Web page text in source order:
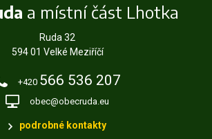
a místní část Lhotka
Ruda 32
594 01 Velké Meziříčí
+420 566 536 207
obec@obecruda.eu
podrobné kontakty